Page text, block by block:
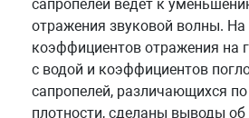
сапропелей ведет к
отражения звуковой волны. На
коэффициентов отражения на
с водой и коэффициентов
сапропелей, различающихся
плотности, сделаны выводы об